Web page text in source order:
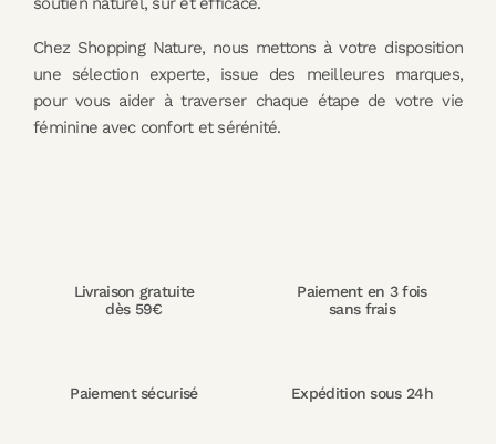
Chez Shopping Nature, nous mettons à votre disposition
une sélection experte, issue des meilleures marques,
pour vous aider à traverser chaque étape de votre vie
féminine avec confort et sérénité.
Livraison gratuite
dès 59€
Paiement en 3 fois
sans frais
Paiement sécurisé Expédition sous 24h